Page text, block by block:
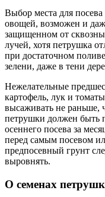
Выбор места для
овощей, возможен и
защищенном от
лучей, хотя петрушка
при достаточном
зелени, даже в тени
Нежелательные
картофель, лук и
высаживать не раньше,
петрушки должен быть
осеннего посева за
перед самым посевом
предпосевный грунт
выровнять.
О семенах